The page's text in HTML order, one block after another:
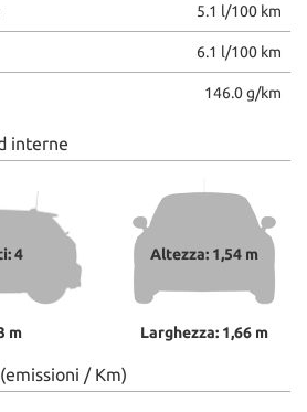
5.1 l/100 km
6.1 l/100 km
146.0 g/km
interne
4
m
Altezza: 1,54 m
Larghezza: 1,66 m
/ Km)